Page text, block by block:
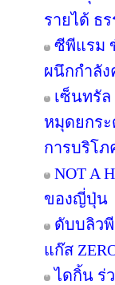
รายได้ ธ
ซีพีแรม
ผนึกกำลัง
เซ็นทรัล
หมุดยกร
การบริโภ
NOT A
ของญี่ปุ่น
ดับบลิวพี
แก๊ส
ไดกิ้น ร่